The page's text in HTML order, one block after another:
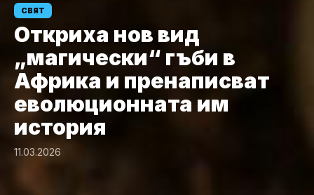
СВЯТ
Откриха нов вид
„магически“ гъби в
Африка и пренаписват
еволюционната им
история
11.03.2026